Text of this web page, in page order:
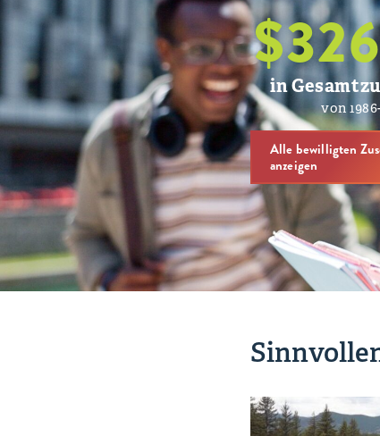
$
in
von
Alle bewilligten
anzeigen